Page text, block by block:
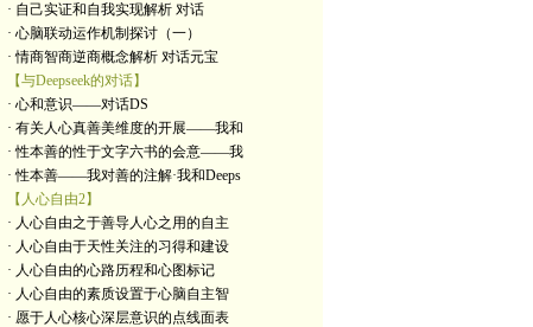
· 自己实证和自我实现解析 对话
· 心脑联动运作机制探讨（一）
· 情商智商逆商概念解析 对话元宝
【与Deepseek的对话】
· 心和意识——对话DS
· 有关人心真善美维度的开展——我和
· 性本善的性于文字六书的会意——我
· 性本善——我对善的注解·我和Deeps
【人心自由2】
· 人心自由之于善导人心之用的自主
· 人心自由于天性关注的习得和建设
· 人心自由的心路历程和心图标记
· 人心自由的素质设置于心脑自主智
· 愿于人心核心深层意识的点线面表